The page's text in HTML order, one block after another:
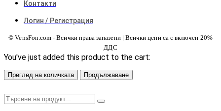
Контакти
Логин / Регистрация
© VensFon.com - Всички права запазени | Всички цени са с включен 20%
ДДС
You've just added this product to the cart:
Преглед на количката Продължаване